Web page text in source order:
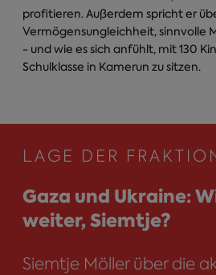
profitieren. Außerdem spricht er
Vermögensungleichheit, sinnvolle
- und wie es sich anfühlt, mit 130
Schulklasse in Kamerun zu sitzen.
LAGE DER
Gaza und Ukraine:
weiter, Siemtje?
Siemtje Möller über die